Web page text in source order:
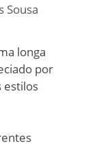
Sousa
longa
por
estilos